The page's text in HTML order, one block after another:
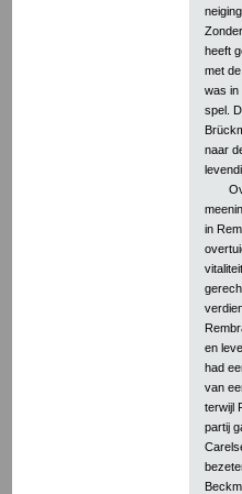
heeft
met
was in
spel.
naar
in
en
had
van
terwijl
partij